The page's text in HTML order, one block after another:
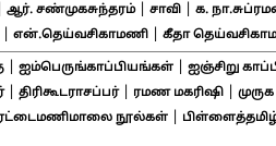
ஆர். சண்முகசுந்தரம்| சாவி| க.
என்.தெய்வசிகாமணி கீதா
| ஐம்பெருங்காப்பியங்கள்| ஐஞ்சிறு
| திரிகூடராசப்பர்| ரமண மகரிஷி|
நூல்கள்|